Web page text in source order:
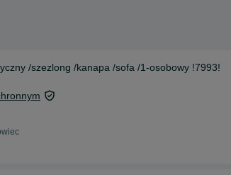
/szezlong /kanapa /sofa /1-osobowy !7993!